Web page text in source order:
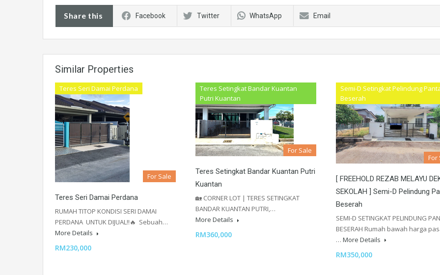
Share this Facebook Twitter WhatsApp Email
Similar Properties
Teres Seri Damai Perdana
For Sale
Teres Seri Damai Perdana
RUMAH TITOP KONDISI SERI DAMAI
PERDANA UNTUK DIJUAL‼️🔥 Sebuah…
More Details
RM230,000
Teres Setingkat Bandar Kuantan
Putri Kuantan
For Sale
Teres Setingkat Bandar Kuantan Putri
Kuantan
🏡 CORNER LOT | TERES SETINGKAT
BANDAR KUANTAN PUTRI,…
More Details
RM360,000
Semi-D Setingkat Pelindung
Beserah
For
[ FREEHOLD REZAB MELAYU
SEKOLAH ] Semi-D Pelindung
Beserah
SEMI-D SETINGKAT PELINDUNG
BESERAH Rumah bawah harga
… More Details
RM350,000